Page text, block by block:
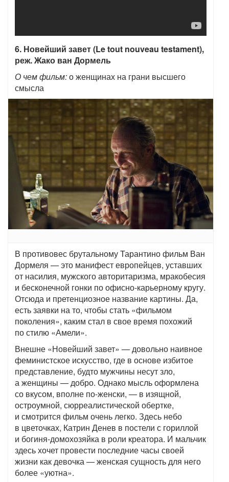
6. Новейший завет (Le tout nouveau testament),
реж. Жако ван Дормель
О чем фильм:о женщинах на грани высшего
смысла
В противовес брутальному Тарантино фильм Ван
Дормеля — это манифест европейцев, уставших
от насилия, мужского авторитаризма, мракобесия
и бесконечной гонки по офисно-карьерному кругу.
Отсюда и претенциозное название картины. Да,
есть заявки на то, чтобы стать «фильмом
поколения», каким стал в свое время похожий
по стилю «Амели».
Внешне «Новейший завет» — довольно наивное
феминистское искусство, где в основе избитое
представление, будто мужчины несут зло,
а женщины — добро. Однако мысль оформлена
со вкусом, вполне по-женски, — в изящной,
остроумной, сюрреалистической обертке,
и смотрится фильм очень легко. Здесь небо
в цветочках, Катрин Денев в постели с гориллой
и богиня-домохозяйка в роли креатора. И мальчик
здесь хочет провести последние часы своей
жизни как девочка — женская сущность для него
более «уютна».